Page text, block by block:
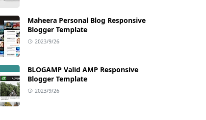
Maheera Personal Blog Responsive
Blogger Template
2023/9/26
BLOGAMP Valid AMP Responsive
Blogger Template
2023/9/26